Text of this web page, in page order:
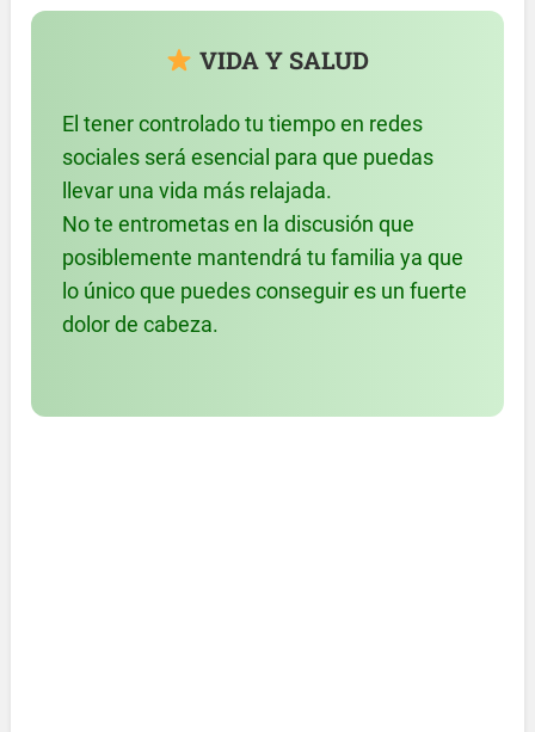
VIDA Y SALUD
El tener controlado tu tiempo en redes
sociales será esencial para que puedas
llevar una vida más relajada.
No te entrometas en la discusión que
posiblemente mantendrá tu familia ya que
lo único que puedes conseguir es un fuerte
dolor de cabeza.